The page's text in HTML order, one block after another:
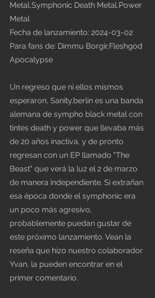
Metal,Symphonic Death Metal,Power
Metal
Fecha de lanzamiento: 2024-03-02
Para fans de: Dimmu Borgir,Fleshgod
Apocalypse
Un regreso que ni ellos mismos
esperaron, Sanity.berlin es una banda
alemana de sympho black metal con
tintes death y power que llevaba más
de 20 años inactiva, y de pronto
regresan con un EP llamado "The
Beast" que verá la luz el 2 de marzo
de manera independiente. Si extrañan
esa época donde el symphonic era
un poco más agresivo,
probablemente puedan gustar de
este próximo lanzamiento. Vean la
reseña que hizo nuestro colaborador
Yvan, la pueden encontrar en el
primer comentario.